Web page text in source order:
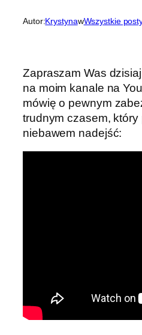
Autor:KrystynawWszystkie
Zapraszam Was
na moim kanale na
mówię o pewnym
trudnym czasem, który
niebawem nadejść: